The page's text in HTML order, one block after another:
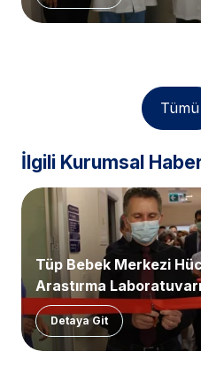
Tümü
İlgili Kurumsal
Tüp Bebek Merkezi
Araştırma Laboratuvarı
Detaya Git